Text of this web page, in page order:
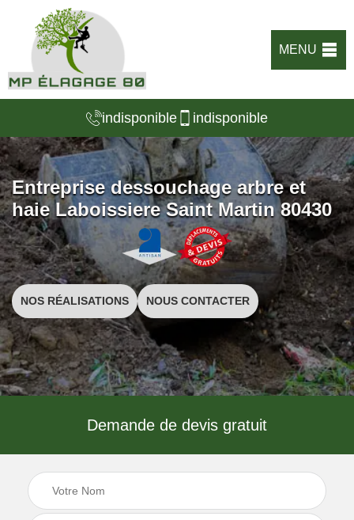
MENU
indisponible indisponible
Entreprise dessouchage arbre et
haie Laboissiere Saint Martin 80430
NOS RÉALISATIONS NOUS CONTACTER
Demande de devis gratuit